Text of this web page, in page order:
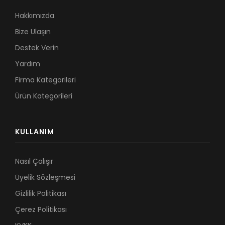
Hakkımızda
Bize Ulaşın
Destek Verin
Yardım
Firma Kategorileri
Ürün Kategorileri
KULLANIM
Nasıl Çalışır
Üyelik Sözleşmesi
Gizlilik Politikası
Çerez Politikası